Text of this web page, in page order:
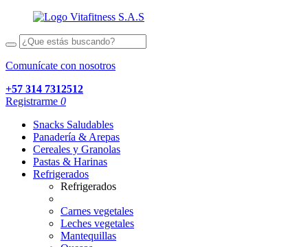
Comunícate con nosotros
+57 314 7312512
Registrarme 0
Snacks Saludables
Panadería & Arepas
Cereales y Granolas
Pastas & Harinas
Refrigerados
Refrigerados
Carnes vegetales
Leches vegetales
Mantequillas